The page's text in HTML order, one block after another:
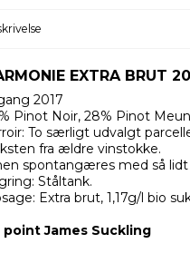
EXTRA BRUT
2017
Pinot Noir, 28% Pinot
To særligt udvalgt
fra ældre vinstokke.
spontangæres med så
Ståltank.
Extra brut, 1,17g/l bio
point James Suckling